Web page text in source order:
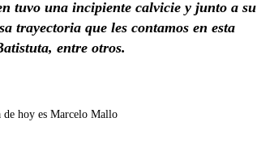
tuvo una incipiente calvicie y junto a su
trayectoria que les contamos en esta
entre otros.
de hoy es Marcelo Mallo